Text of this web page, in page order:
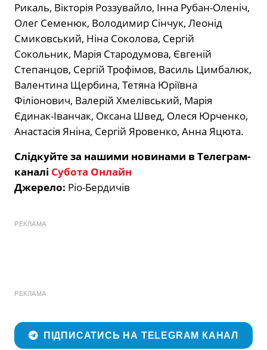
Рикаль, Вікторія Роззувайло, Інна Рубан-Оленіч,
Олег Семенюк, Володимир Сінчук, Леонід
Смиковський, Ніна Соколова, Сергій
Сокольник, Марія Стародумова, Євгеній
Степанцов, Сергій Трофімов, Василь Цимбалюк,
Валентина Щербина, Тетяна Юріївна
Філіонович, Валерій Хмелівський, Марія
Єдинак-Іванчак, Оксана Швед, Олеся Юрченко,
Анастасія Яніна, Сергій Яровенко, Анна Яцюта.
Слідкуйте за нашими новинами в Телеграм-
каналі Субота Онлайн
Джерело: Ріо-Бердичів
РЕКЛАМА
РЕКЛАМА
ПІДПИСАТИСЬ НА TELEGRAM КАНАЛ